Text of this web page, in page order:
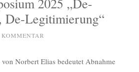
Legitimierung“
Norbert Elias bedeutet Abnahme